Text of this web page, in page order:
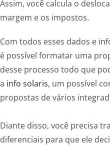
Assim, você calcula o
margem e os impostos.
Com todos esses dados e
é possível formatar uma
desse processo todo que
a info solaris, um possível
propostas de vários
Diante disso, você precisa
diferenciais para que ele